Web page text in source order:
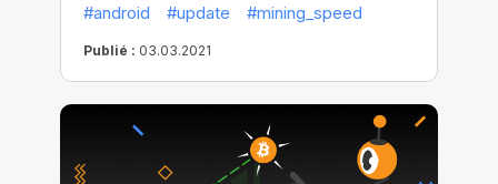
vos revenus en permettant au minage de
rester actif à tout moment ? Nous avons
pensé à tout et rendu tout cela possible.
Nous avons amélioré notre Android
navigateur et il est encore plus efficace à
présent.
#android #update #mining_speed
Publié : 03.03.2021